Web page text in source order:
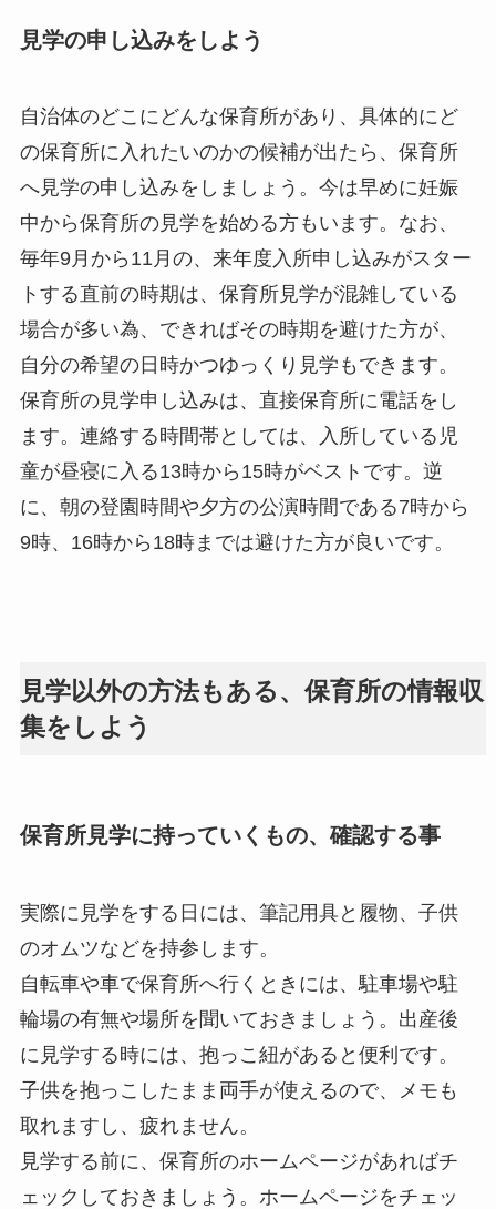
見学の申し込みをしよう
自治体のどこにどんな保育所があり、具体的にど
の保育所に入れたいのかの候補が出たら、保育所
へ見学の申し込みをしましょう。今は早めに妊娠
中から保育所の見学を始める方もいます。なお、
毎年9月から11月の、来年度入所申し込みがスター
トする直前の時期は、保育所見学が混雑している
場合が多い為、できればその時期を避けた方が、
自分の希望の日時かつゆっくり見学もできます。
保育所の見学申し込みは、直接保育所に電話をし
ます。連絡する時間帯としては、入所している児
童が昼寝に入る13時から15時がベストです。逆
に、朝の登園時間や夕方の公演時間である7時から
9時、16時から18時までは避けた方が良いです。
見学以外の方法もある、保育所の情報収
集をしよう
保育所見学に持っていくもの、確認する事
実際に見学をする日には、筆記用具と履物、子供
のオムツなどを持参します。
自転車や車で保育所へ行くときには、駐車場や駐
輪場の有無や場所を聞いておきましょう。出産後
に見学する時には、抱っこ紐があると便利です。
子供を抱っこしたまま両手が使えるので、メモも
取れますし、疲れません。
見学する前に、保育所のホームページがあればチ
ェックしておきましょう。ホームページをチェッ